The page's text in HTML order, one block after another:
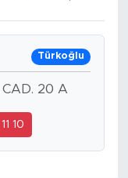
Türkoğlu
CAD. 20 A
10